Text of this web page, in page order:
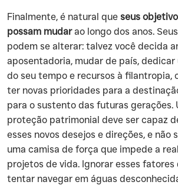
Finalmente, é natural que seus
possam mudarao longo dos anos.
podem se alterar: talvez você decida
aposentadoria, mudar de país,
do seu tempo e recursos à filantropia,
ter novas prioridades para a
para o sustento das futuras gerações.
proteção patrimonial deve ser capaz
esses novos desejos e direções, e não
uma camisa de força que impede a
projetos de vida. Ignorar esses fatores
tentar navegar em águas